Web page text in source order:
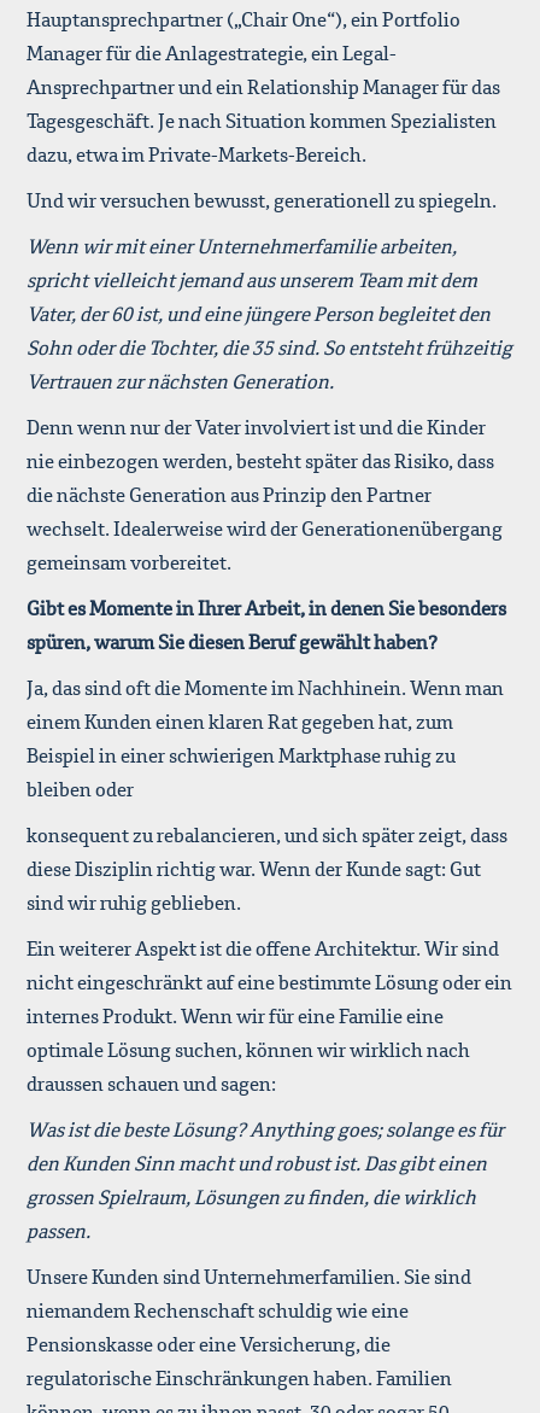
Hauptansprechpartner („Chair One“), ein Portfolio
Manager für die Anlagestrategie, ein Legal-
Ansprechpartner und ein Relationship Manager für das
Tagesgeschäft. Je nach Situation kommen Spezialisten
dazu, etwa im Private-Markets-Bereich.
Und wir versuchen bewusst, generationell zu spiegeln.
Wenn wir mit einer Unternehmerfamilie arbeiten,
spricht vielleicht jemand aus unserem Team mit dem
Vater, der 60 ist, und eine jüngere Person begleitet den
Sohn oder die Tochter, die 35 sind. So entsteht frühzeitig
Vertrauen zur nächsten Generation.
Denn wenn nur der Vater involviert ist und die Kinder
nie einbezogen werden, besteht später das Risiko, dass
die nächste Generation aus Prinzip den Partner
wechselt. Idealerweise wird der Generationenübergang
gemeinsam vorbereitet.
Gibt es Momente in Ihrer Arbeit, in denen Sie besonders
spüren, warum Sie diesen Beruf gewählt haben?
Ja, das sind oft die Momente im Nachhinein. Wenn man
einem Kunden einen klaren Rat gegeben hat, zum
Beispiel in einer schwierigen Marktphase ruhig zu
bleiben oder
konsequent zu rebalancieren, und sich später zeigt, dass
diese Disziplin richtig war. Wenn der Kunde sagt: Gut
sind wir ruhig geblieben.
Ein weiterer Aspekt ist die offene Architektur. Wir sind
nicht eingeschränkt auf eine bestimmte Lösung oder ein
internes Produkt. Wenn wir für eine Familie eine
optimale Lösung suchen, können wir wirklich nach
draussen schauen und sagen:
Was ist die beste Lösung? Anything goes; solange es für
den Kunden Sinn macht und robust ist. Das gibt einen
grossen Spielraum, Lösungen zu finden, die wirklich
passen.
Unsere Kunden sind Unternehmerfamilien. Sie sind
niemandem Rechenschaft schuldig wie eine
Pensionskasse oder eine Versicherung, die
regulatorische Einschränkungen haben. Familien